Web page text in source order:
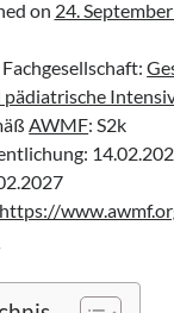
Palliativmedizin
Hubschrauber
Analgesie und
on 24.
AWMF: S2k
https://